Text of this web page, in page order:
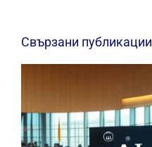
Свързани публикации